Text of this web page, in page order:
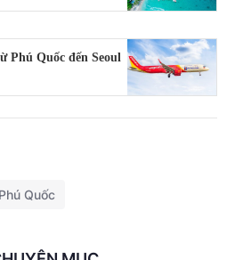
Phú Quốc đến Seoul
Phú Quốc